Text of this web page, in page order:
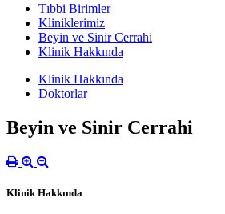
Tıbbi Birimler
Kliniklerimiz
Beyin ve Sinir Cerrahi
Klinik Hakkında
Klinik Hakkında
Doktorlar
Beyin ve Sinir Cerrahi
Klinik Hakkında